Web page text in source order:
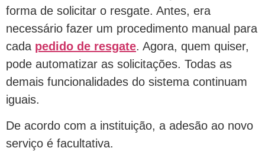
forma de solicitar o resgate. Antes, era
necessário fazer um procedimento manual para
cada pedido de resgate. Agora, quem quiser,
pode automatizar as solicitações. Todas as
demais funcionalidades do sistema continuam
iguais.
De acordo com a instituição, a adesão ao novo
serviço é facultativa.